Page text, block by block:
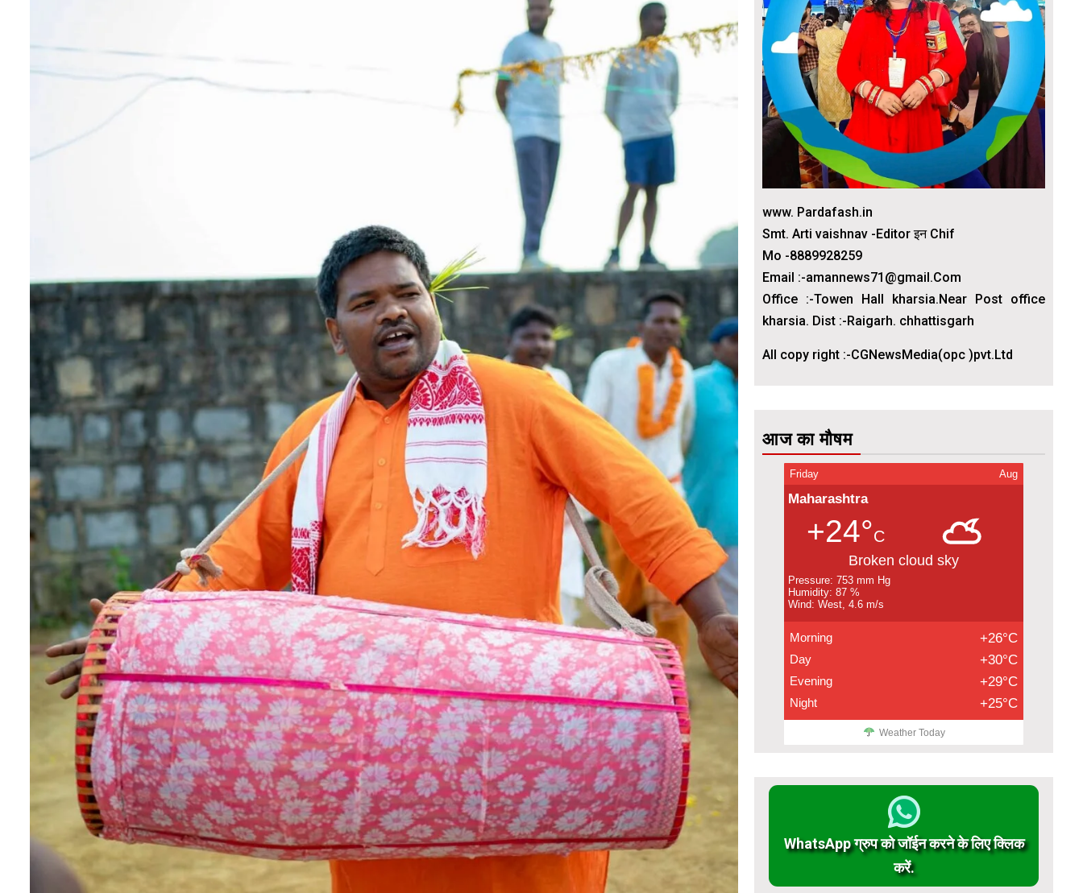
www. Pardafash.in
Smt. Arti vaishnav -Editor इन Chif
Mo -8889928259
Email :-amannews71@gmail.Com
Office :-Towen Hall kharsia.Near Post office
kharsia. Dist :-Raigarh. chhattisgarh
All copy right :-CGNewsMedia(opc )pvt.Ltd
आज का मौषम
Friday Aug
Maharashtra
+24°C
Broken cloud sky
Pressure: 753 mm Hg
Humidity: 87 %
Wind: West, 4.6 m/s
Morning +26°C
Day +30°C
Evening +29°C
Night +25°C
Weather Today
WhatsApp ग्रुप को जॉईन करने के लिए क्लिक
करें.